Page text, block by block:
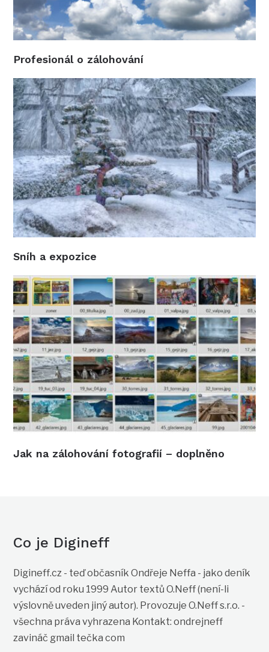
Profesionál o zálohování
Sníh a expozice
Jak na zálohování fotografií – doplněno
Co je Digineff
Digineff.cz - teď občasník Ondřeje Neffa - jako deník
vychází od roku 1999 Autor textů O.Neff (není-li
výslovně uveden jiný autor). Provozuje O.Neff s.r.o. -
všechna práva vyhrazena Kontakt: ondrejneff
zavináč gmail tečka com